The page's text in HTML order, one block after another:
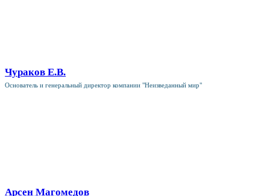
Чураков Е.В.
Основатель и генеральный директор компании "Неизведанный мир"
Арсен Магомедов